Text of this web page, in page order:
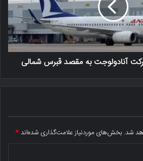
آنادولوجت به مقصد قبرس شمالی
شد. بخش‌های موردنیاز علامت‌گذاری شده‌اند*